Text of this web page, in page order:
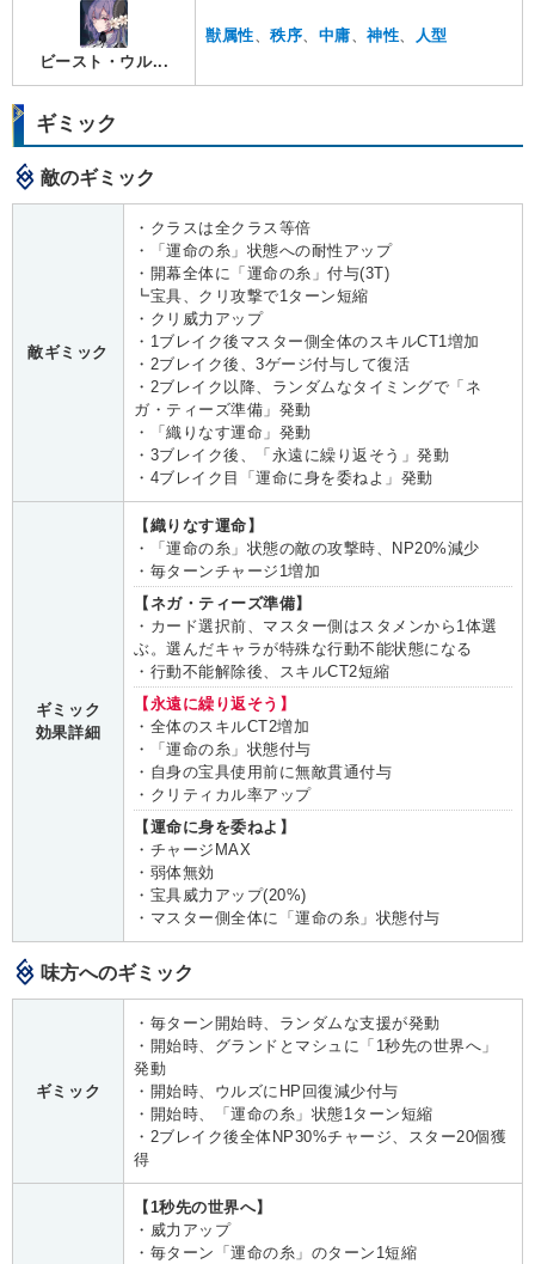
ビースト・ウル...
獣属性、秩序、 中庸、神性、 人型
ギミック
敵のギミック
敵ギミック
・クラスは全クラス等倍
・「運命の糸」状態への耐性アップ
・開幕全体に「運命の糸」付与(3T)
┗宝具、クリ攻撃で1ターン短縮
・クリ威力アップ
・1ブレイク後マスター側全体のスキルCT1増加
・2ブレイク後、3ゲージ付与して復活
・2ブレイク以降、ランダムなタイミングで「ネ
ガ・ティーズ準備」発動
・「織りなす運命」発動
・3ブレイク後、「永遠に繰り返そう」発動
・4ブレイク目「運命に身を委ねよ」発動
ギミック
効果詳細
【織りなす運命】
・「運命の糸」状態の敵の攻撃時、NP20%減少
・毎ターンチャージ1増加
【ネガ・ティーズ準備】
・カード選択前、マスター側はスタメンから1体選
ぶ。選んだキャラが特殊な行動不能状態になる
・行動不能解除後、スキルCT2短縮
【永遠に繰り返そう】
・全体のスキルCT2増加
・「運命の糸」状態付与
・自身の宝具使用前に無敵貫通付与
・クリティカル率アップ
【運命に身を委ねよ】
・チャージMAX
・弱体無効
・宝具威力アップ(20%)
・マスター側全体に「運命の糸」状態付与
味方へのギミック
ギミック
・毎ターン開始時、ランダムな支援が発動
・開始時、グランドとマシュに「1秒先の世界へ」
発動
・開始時、ウルズにHP回復減少付与
・開始時、「運命の糸」状態1ターン短縮
・2ブレイク後全体NP30%チャージ、スター20個獲
得
【1秒先の世界へ】
・威力アップ
・毎ターン「運命の糸」のターン1短縮